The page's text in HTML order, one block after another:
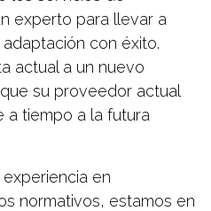
experto para llevar a
con éxito.
actual a un nuevo
su proveedor actual
a tiempo a la futura
en
normativos, estamos en